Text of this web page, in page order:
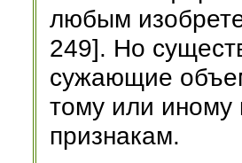
любым
249]. Но
сужающие
тому или иному
признакам.